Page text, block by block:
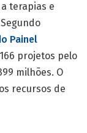
terapias e
Painel
projetos pelo
milhões. O
recursos de